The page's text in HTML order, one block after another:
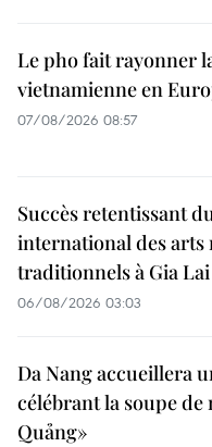
Le pho fait rayonner
vietnamienne en
07/08/2026 08:57
Succès retentissant
international des arts
traditionnels à Gia Lai
06/08/2026 03:03
Da Nang accueillera
célébrant la soupe de
Quảng»